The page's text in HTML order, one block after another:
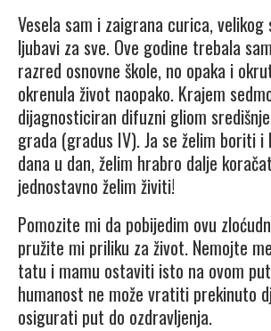
Vesela sam i zaigrana curica, velikog
ljubavi za sve. Ove godine trebala
razred osnovne škole, no opaka i
okrenula život naopako. Krajem
dijagnosticiran difuzni gliom
grada (gradus IV). Ja se želim boriti i
dana u dan, želim hrabro dalje
jednostavno želim živiti!
Pomozite mi da pobijedim ovu
pružite mi priliku za život. Nemojte
tatu i mamu ostaviti isto na ovom
humanost ne može vratiti prekinuto
osigurati put do ozdravljenja.